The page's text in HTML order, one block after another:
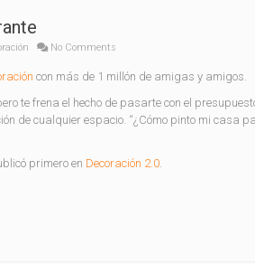
No Comments
con más de 1 millón de amigas y amigos.
te frena el hecho de pasarte con el
de cualquier espacio. “¿Cómo pinto mi casa
primero en Decoración 2.0.